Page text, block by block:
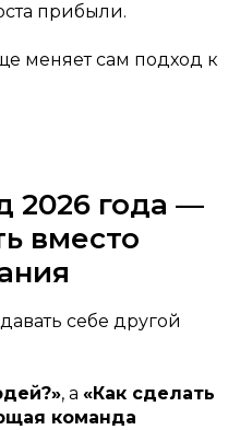
прибыли.
меняет сам подход к
2026 года —
вместо
себе другой
, а «Как сделать
команда